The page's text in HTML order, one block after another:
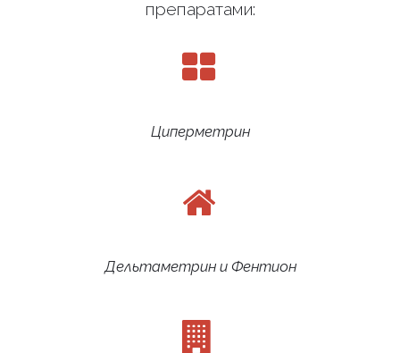
препаратами:
Циперметрин
Дельтаметрин и Фентион